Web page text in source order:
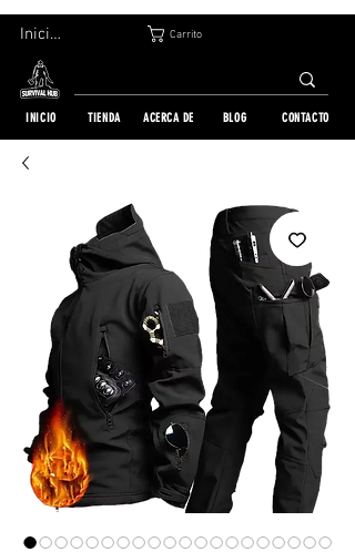
Carrito
Iniciar sesión
INICIO TIENDA ACERCA DE BLOG CONTACTO